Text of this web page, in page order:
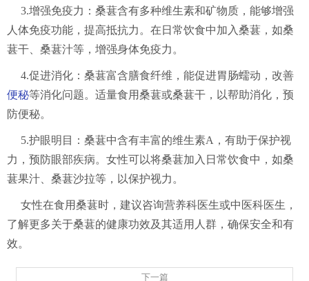
3.增强免疫力：桑葚含有多种维生素和矿物质，能够增强
人体免疫功能，提高抵抗力。在日常饮食中加入桑葚，如桑
葚干、桑葚汁等，增强身体免疫力。
4.促进消化：桑葚富含膳食纤维，能促进胃肠蠕动，改善
便秘等消化问题。适量食用桑葚或桑葚干，以帮助消化，预
防便秘。
5.护眼明目：桑葚中含有丰富的维生素A，有助于保护视
力，预防眼部疾病。女性可以将桑葚加入日常饮食中，如桑
葚果汁、桑葚沙拉等，以保护视力。
女性在食用桑葚时，建议咨询营养科医生或中医科医生，
了解更多关于桑葚的健康功效及其适用人群，确保安全和有
效。
下一篇